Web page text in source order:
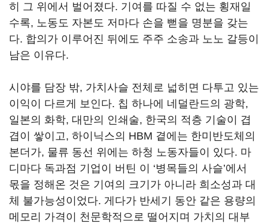
히 그 위에서 벌어졌다. 기여를 따질 수 없는 횡재일
수록, 노동도 자본도 저마다 손을 뻗을 명분을 갖는
다. 합의가 이루어진 뒤에도 주주 소송과 노노 갈등이
남은 이유다.
시야를 담장 밖, 가치사슬 전체로 넓히면 다투고 있는
이익이 다르게 보인다. 칩 하나에 네덜란드의 광학,
일본의 화학, 대만의 인쇄술, 한국의 적층 기술이 겹
겹이 쌓이고, 하이닉스의 HBM 곁에는 한미반도체의
본더가, 물류 동선 위에는 하청 노동자들이 있다. 마
디마다 독과점 기업이 버틴 이 ‘병목들의 사슬’에서
몫을 정해온 것은 기여의 크기가 아니라 희소성과 대
체 불가능성이었다. 게다가 반세기 동안 같은 용량의
메모리 가격이 천문학적으로 떨어지며 가치의 대부